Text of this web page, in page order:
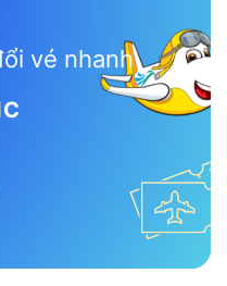
vé nhanh